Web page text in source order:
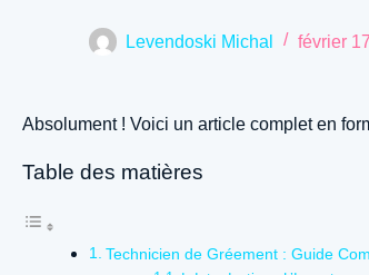
Levendoski Michal février
Absolument ! Voici un article complet en
Table des matières
Technicien de Gréement : Guide